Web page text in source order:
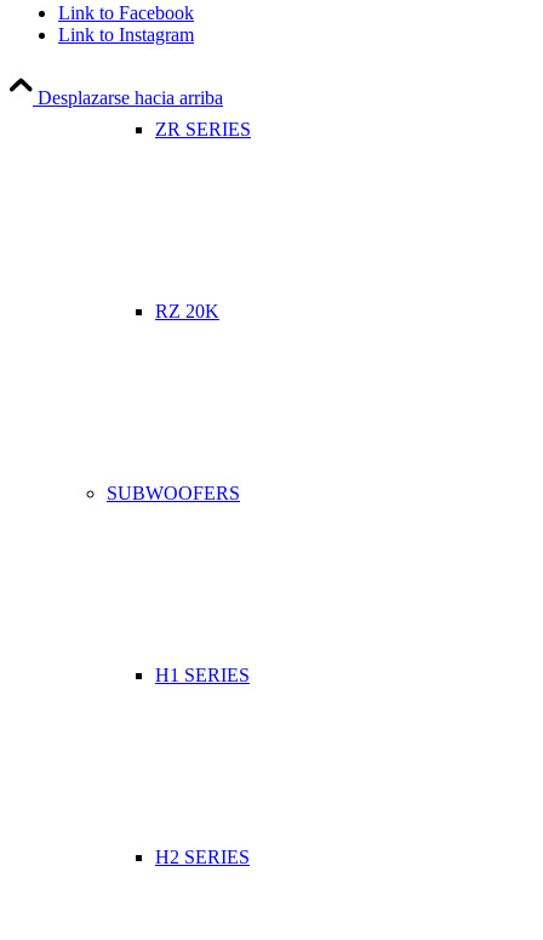
ZR SERIES
RZ 20K
SUBWOOFERS
H1 SERIES
H2 SERIES
Link to Facebook
Link to Instagram
Desplazarse hacia arriba